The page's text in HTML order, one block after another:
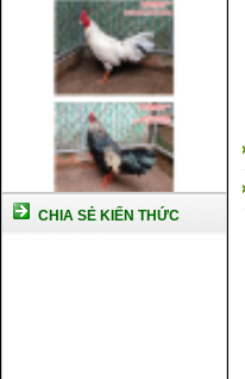
CHIA SẺ KIẾN THỨC